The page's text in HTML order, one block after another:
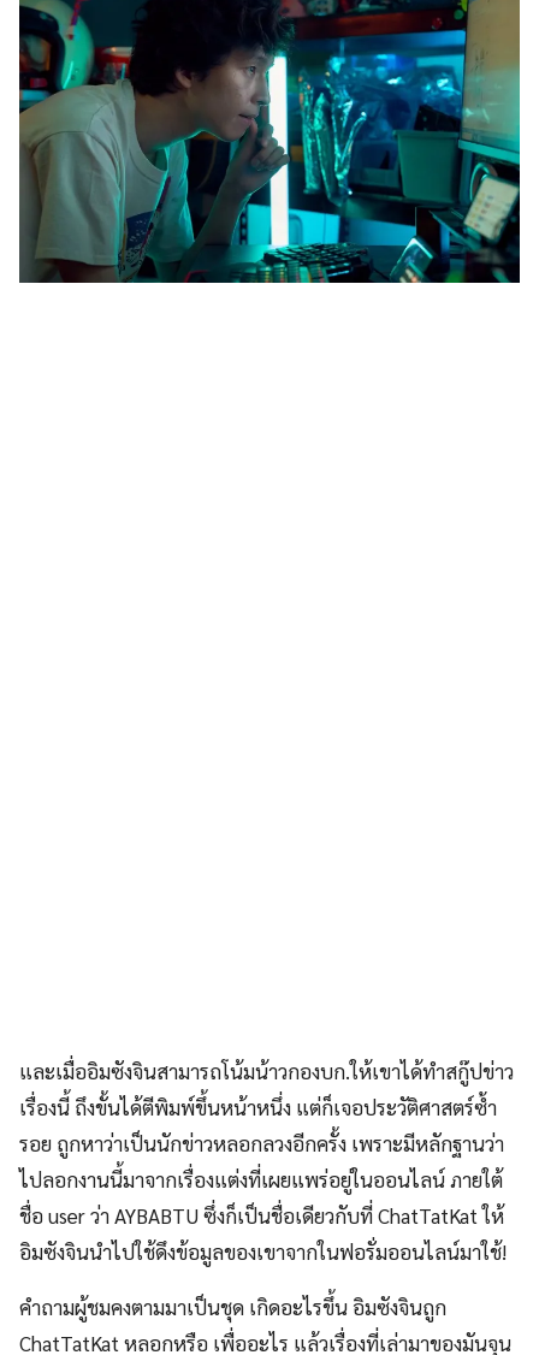
และเมื่ออิมซังจินสามารถโน้มน้าวกองบก.ให้เขาได้ทำสกู๊ปข่าว
เรื่องนี้ ถึงขั้นได้ตีพิมพ์ขึ้นหน้าหนึ่ง แต่ก็เจอประวัติศาสตร์ซ้ำ
รอย ถูกหาว่าเป็นนักข่าวหลอกลวงอีกครั้ง เพราะมีหลักฐานว่า
ไปลอกงานนี้มาจากเรื่องแต่งที่เผยแพร่อยู่ในออนไลน์ ภายใต้
ชื่อ user ว่า AYBABTU ซึ่งก็เป็นชื่อเดียวกับที่ ChatTatKat ให้
อิมซังจินนำไปใช้ดึงข้อมูลของเขาจากในฟอรั่มออนไลน์มาใช้!
คำถามผู้ชมคงตามมาเป็นชุด เกิดอะไรขึ้น อิมซังจินถูก
ChatTatKat หลอกหรือ เพื่ออะไร แล้วเรื่องที่เล่ามาของมันจุน